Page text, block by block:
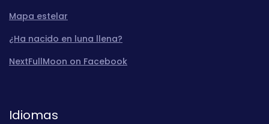
Mapa estelar
¿Ha nacido en luna llena?
NextFullMoon on Facebook
Idiomas